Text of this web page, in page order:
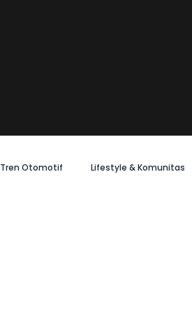
Tren Otomotif Lifestyle & Komunitas